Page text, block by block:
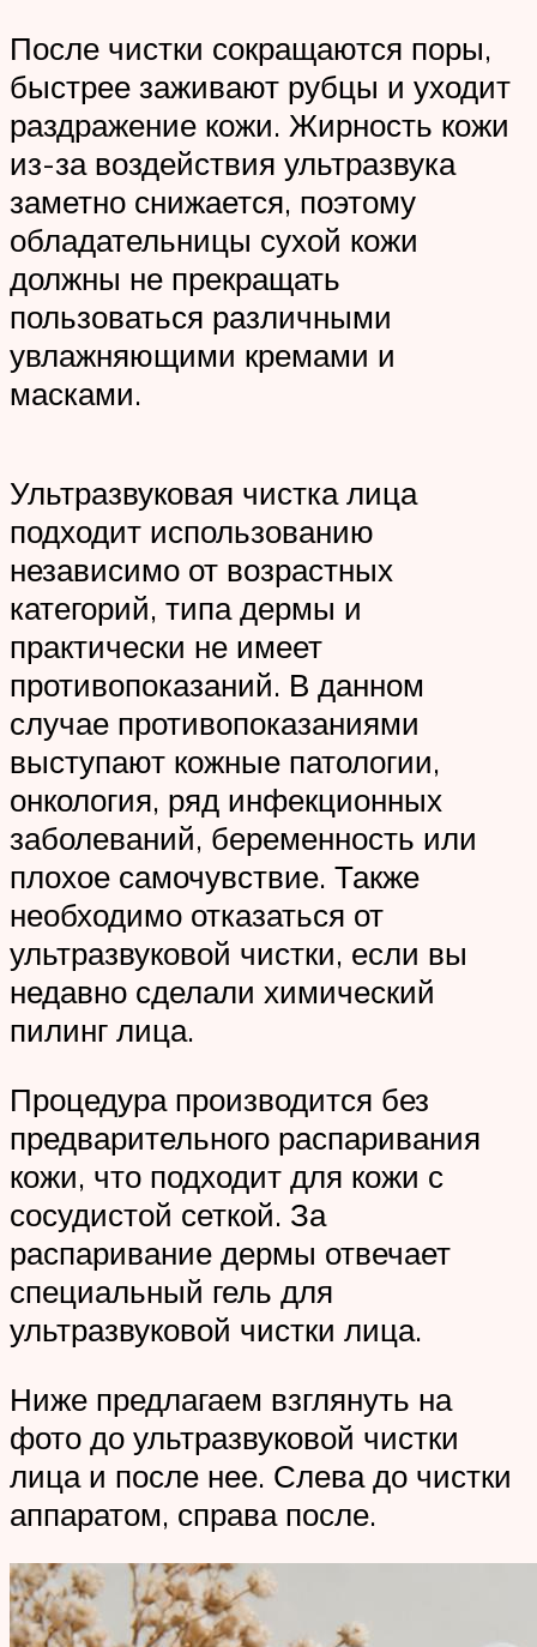
После чистки сокращаются поры,
быстрее заживают рубцы и уходит
раздражение кожи. Жирность кожи
из-за воздействия ультразвука
заметно снижается, поэтому
обладательницы сухой кожи
должны не прекращать
пользоваться различными
увлажняющими кремами и
масками.
Ультразвуковая чистка лица
подходит использованию
независимо от возрастных
категорий, типа дермы и
практически не имеет
противопоказаний. В данном
случае противопоказаниями
выступают кожные патологии,
онкология, ряд инфекционных
заболеваний, беременность или
плохое самочувствие. Также
необходимо отказаться от
ультразвуковой чистки, если вы
недавно сделали химический
пилинг лица.
Процедура производится без
предварительного распаривания
кожи, что подходит для кожи с
сосудистой сеткой. За
распаривание дермы отвечает
специальный гель для
ультразвуковой чистки лица.
Ниже предлагаем взглянуть на
фото до ультразвуковой чистки
лица и после нее. Слева до чистки
аппаратом, справа после.